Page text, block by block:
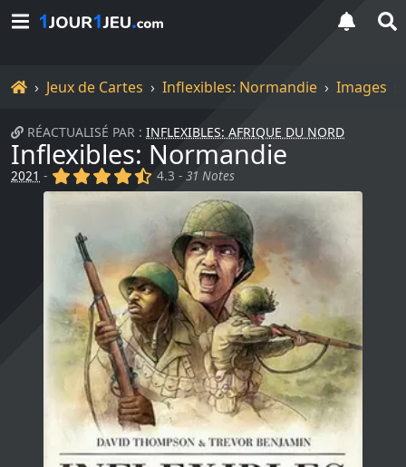
Accueil
Jeux de Cartes Inflexibles: Normandie Images
RÉACTUALISÉ PAR : INFLEXIBLES: AFRIQUE DU NORD
Inflexibles: Normandie
2021 - (x) (x) (x) (x) (,)
4.3 -31 Notes